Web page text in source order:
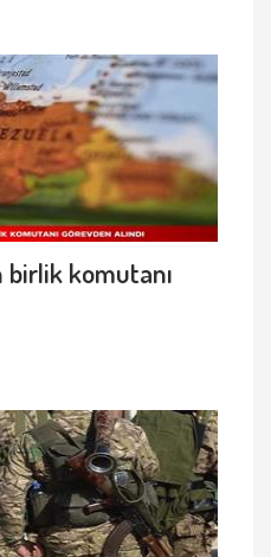
birlik komutanı